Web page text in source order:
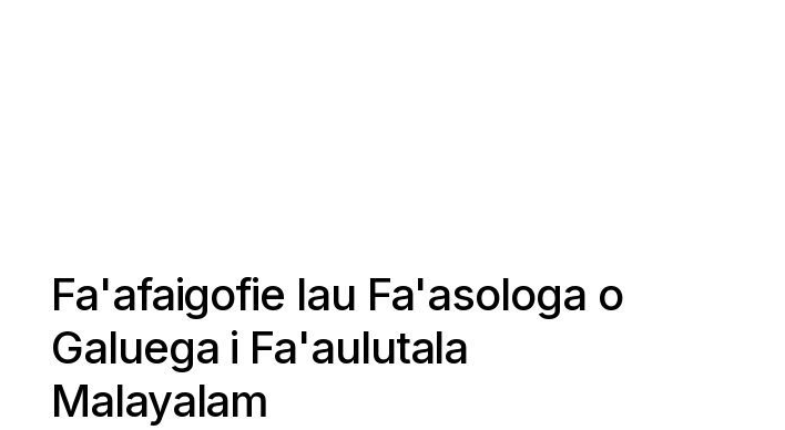
Fa'afaigofie lau Fa'asologa o
Galuega i Fa'aulutala
Malayalam